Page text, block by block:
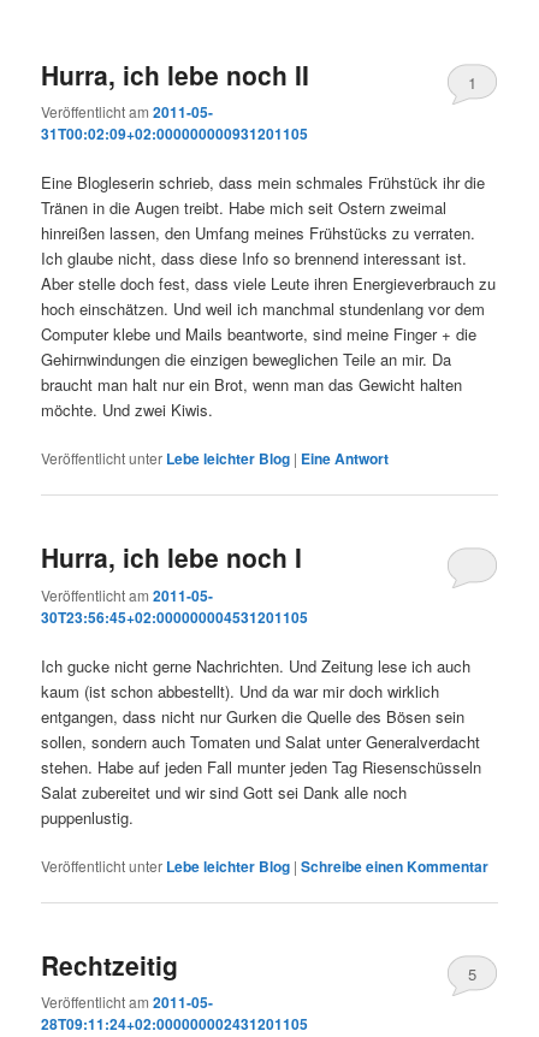
Hurra, ich lebe noch II
Veröffentlicht am2011-05-
31T00:02:09+02:000000000931201105
1
Eine Blogleserin schrieb, dass mein schmales Frühstück ihr die
Tränen in die Augen treibt. Habe mich seit Ostern zweimal
hinreißen lassen, den Umfang meines Frühstücks zu verraten.
Ich glaube nicht, dass diese Info so brennend interessant ist.
Aber stelle doch fest, dass viele Leute ihren Energieverbrauch zu
hoch einschätzen. Und weil ich manchmal stundenlang vor dem
Computer klebe und Mails beantworte, sind meine Finger + die
Gehirnwindungen die einzigen beweglichen Teile an mir. Da
braucht man halt nur ein Brot, wenn man das Gewicht halten
möchte. Und zwei Kiwis.
Veröffentlicht unter Lebe leichter Blog | EineAntwort
Hurra, ich lebe noch I
Veröffentlicht am2011-05-
30T23:56:45+02:000000004531201105
Ich gucke nicht gerne Nachrichten. Und Zeitung lese ich auch
kaum (ist schon abbestellt). Und da war mir doch wirklich
entgangen, dass nicht nur Gurken die Quelle des Bösen sein
sollen, sondern auch Tomaten und Salat unter Generalverdacht
stehen. Habe auf jeden Fall munter jeden Tag Riesenschüsseln
Salat zubereitet und wir sind Gott sei Dank alle noch
puppenlustig.
Veröffentlicht unter Lebe leichter Blog |Schreibe einen Kommentar
Rechtzeitig
Veröffentlicht am2011-05-
28T09:11:24+02:000000002431201105
5